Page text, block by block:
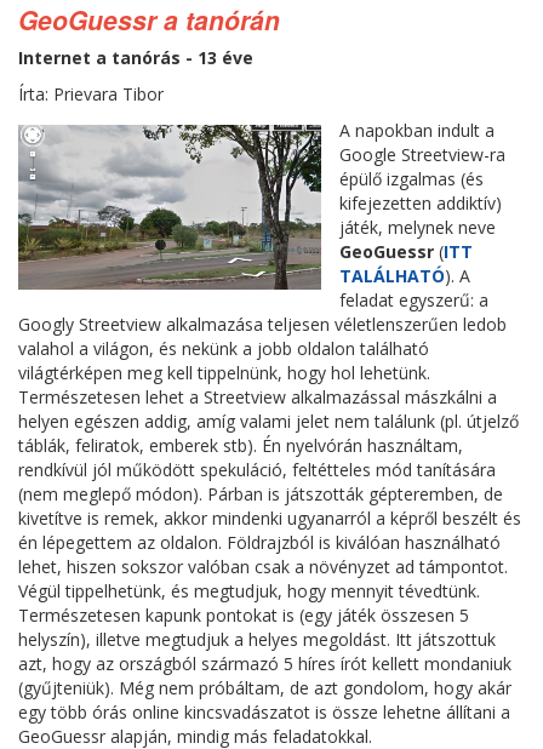
GeoGuessr a tanórán
Internet a tanórás - 13 éve
Írta: Prievara Tibor
A napokban indult a
Google Streetview-ra
épülő izgalmas (és
kifejezetten addiktív)
játék, melynek neve
GeoGuessr (ITT
TALÁLHATÓ). A
feladat egyszerű: a
Googly Streetview alkalmazása teljesen véletlenszerűen ledob
valahol a világon, és nekünk a jobb oldalon található
világtérképen meg kell tippelnünk, hogy hol lehetünk.
Természetesen lehet a Streetview alkalmazással mászkálni a
helyen egészen addig, amíg valami jelet nem találunk (pl. útjelző
táblák, feliratok, emberek stb). Én nyelvórán használtam,
rendkívül jól működött spekuláció, feltétteles mód tanítására
(nem meglepő módon). Párban is játszották gépteremben, de
kivetítve is remek, akkor mindenki ugyanarról a képről beszélt és
én lépegettem az oldalon. Földrajzból is kiválóan használható
lehet, hiszen sokszor valóban csak a növényzet ad támpontot.
Végül tippelhetünk, és megtudjuk, hogy mennyit tévedtünk.
Természetesen kapunk pontokat is (egy játék összesen 5
helyszín), illetve megtudjuk a helyes megoldást. Itt játszottuk
azt, hogy az országból származó 5 híres írót kellett mondaniuk
(gyűjteniük). Még nem próbáltam, de azt gondolom, hogy akár
egy több órás online kincsvadászatot is össze lehetne állítani a
GeoGuessr alapján, mindig más feladatokkal.